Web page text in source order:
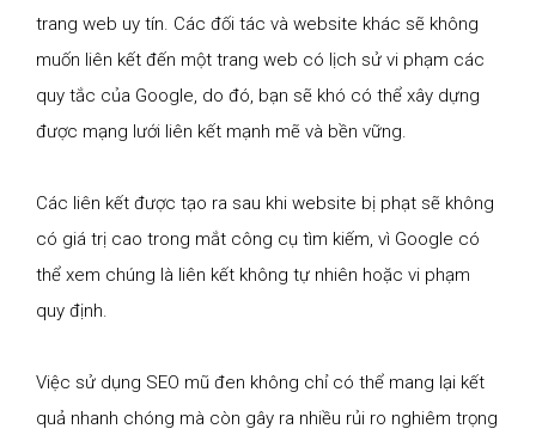
trang web uy tín. Các đối tác và website khác sẽ không
muốn liên kết đến một trang web có lịch sử vi phạm các
quy tắc của Google, do đó, bạn sẽ khó có thể xây dựng
được mạng lưới liên kết mạnh mẽ và bền vững.
Các liên kết được tạo ra sau khi website bị phạt sẽ không
có giá trị cao trong mắt công cụ tìm kiếm, vì Google có
thể xem chúng là liên kết không tự nhiên hoặc vi phạm
quy định.
Việc sử dụng SEO mũ đen không chỉ có thể mang lại kết
quả nhanh chóng mà còn gây ra nhiều rủi ro nghiêm trọng